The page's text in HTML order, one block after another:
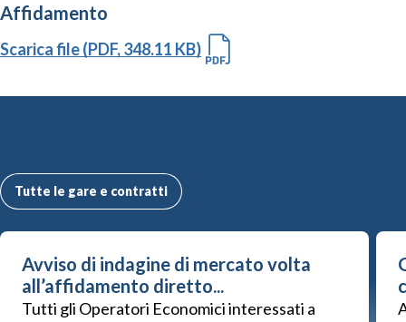
Affidamento
Scarica file (PDF, 348.11 KB)
Tutte le gare e contratti
Avviso di indagine di mercato volta
all’affidamento diretto...
Tutti gli Operatori Economici interessati a